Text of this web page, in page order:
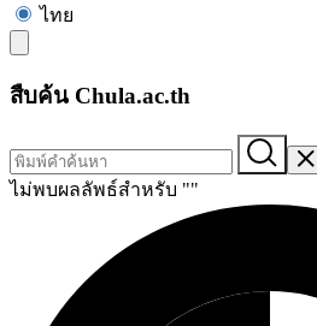
ไทย
สืบค้น Chula.ac.th
ไม่พบผลลัพธ์สำหรับ ""